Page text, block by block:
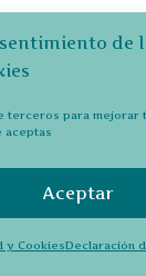
de
terceros para mejorar
aceptas
Aceptar
y CookiesDeclaración